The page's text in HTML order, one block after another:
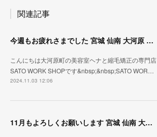
関連記事
今週もお疲れさまでした 宮城 仙南 大河原 縮毛矯正 髪質改善 ヘナ 美容室 SATO WORK SHOP
こんにちは大河原町の美容室ヘナと縮毛矯正の専門店
SATO WORK SHOPです&nbsp;&nbsp;SATO WOR…
2024.11.03 12:06
11月もよろしくお願いします 宮城 仙南 大河原 縮毛矯正 髪質改善 ヘナ 美容室 SATO WORK SHOP